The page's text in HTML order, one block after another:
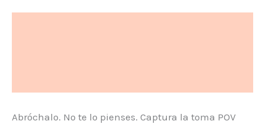
Abróchalo. No te lo pienses. Captura la toma POV